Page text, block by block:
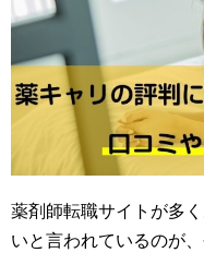
薬剤師転職サイトが多
いと言われているのが